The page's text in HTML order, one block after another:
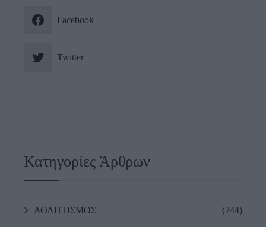
Facebook
Twitter
Κατηγορίες Άρθρων
ΑΘΛΗΤΙΣΜΟΣ (244)